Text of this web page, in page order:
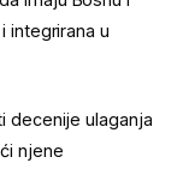
integrirana u
decenije ulaganja
njene